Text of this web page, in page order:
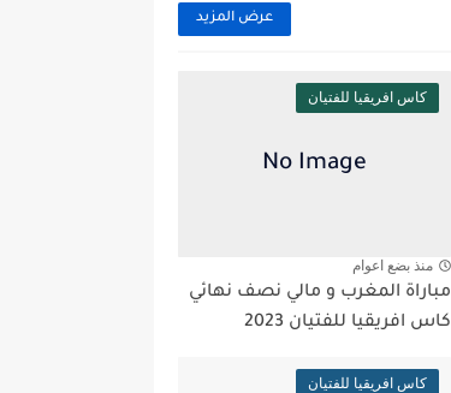
عرض المزيد
كاس افريقيا للفتيان
منذ بضع اعوام
مباراة المغرب و مالي نصف نهائي
كاس افريقيا للفتيان 2023
كاس افريقيا للفتيان